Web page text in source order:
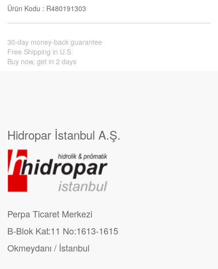
Ürün Kodu : R480191303
30-day money-back guarantee
Free Shipping in U.S.
Buy now, get in 2 days
Hidropar İstanbul A.Ş.
Perpa Ticaret Merkezi
B-Blok Kat:11 No:1613-1615
Okmeydanı / İstanbul